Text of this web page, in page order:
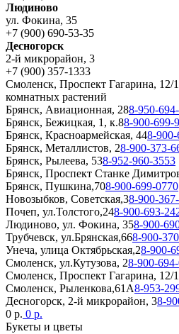
Людиново
ул. Фокина, 35
+7 (900) 690-53-35
Десногорск
2-й микрорайон, 3
+7 (900) 357-1333
Смоленск, Проспект Гагарина, 12/1
комнатных растений
Брянск, Авиационная, 288-950-
Брянск, Бежицкая, 1, к.88-900-699-
Брянск, Красноармейская, 448-
Брянск, Металлистов, 28-900-373-
Брянск, Рылеева, 538-952-960-3553
Брянск, Проспект Станке
Брянск, Пушкина,708-900-699-0770
Новозыбков, Советская,38-900-
Почеп, ул.Толстого,248-900-693-
Людиново, ул. Фокина, 358-900-
Трубчевск, ул.Брянская,668-900-
Унеча, улица Октябрьская,28-900-
Смоленск, ул.Кутузова, 28-900-
Смоленск, Проспект Гагарина, 12/1
Смоленск, Рыленкова,61А8-953-
Десногорск, 2-й микрорайон, 38-
0 р. 0 р.
Букеты и цветы